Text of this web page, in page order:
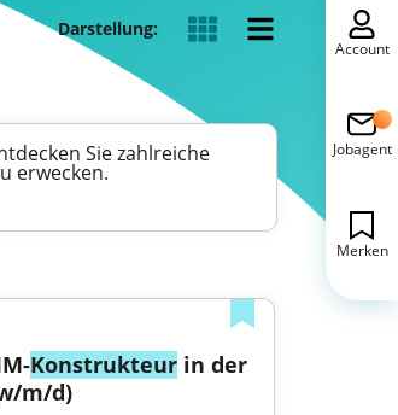
Darstellung:
Sie zahlreiche
erwecken.
Konstrukteur in der
m/d)
Account
Jobagent
Merken